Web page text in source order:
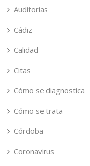
Auditorías
Cádiz
Calidad
Citas
Cómo se diagnostica
Cómo se trata
Córdoba
Coronavirus